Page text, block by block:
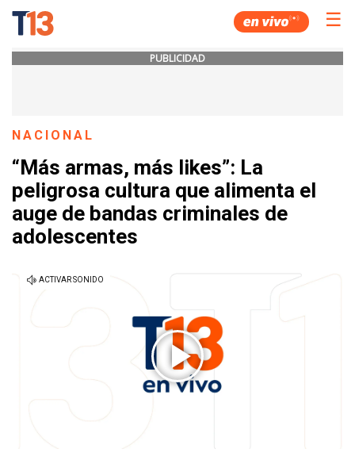
☰
PUBLICIDAD
NACIONAL
“Más armas, más likes”: La
peligrosa cultura que alimenta el
auge de bandas criminales de
adolescentes